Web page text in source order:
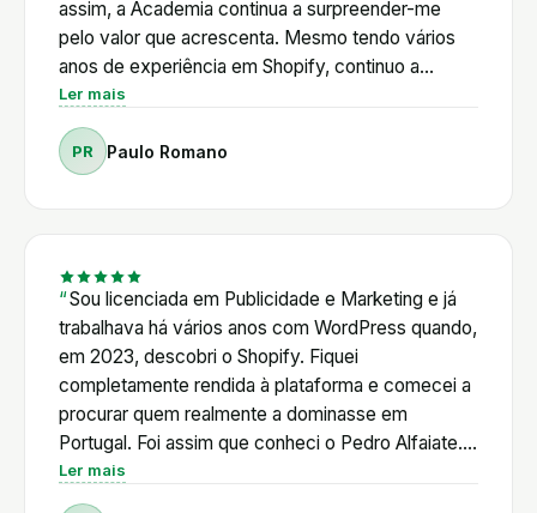
assim, a Academia continua a surpreender-me
pelo valor que acrescenta. Mesmo tendo vários
anos de experiência em Shopify, continuo a
encontrar respostas, novas ferramentas e novas
formas de otimizar as minhas lojas. Ao longo deste
percurso, já resolvi vários desafios técnicos com
o apoio do Pedro, recebi aconselhamento na
Num ecossistema em constante evolução, ter
acesso a este conhecimento e a uma comunidade
ativa permite poupar tempo, tomar melhores
decisões e evoluir continuamente. Para mim, a
Academia Shopifyers é muito mais do que uma
plataforma de formação. É um ponto de apoio
permanente para quem quer tirar o máximo partido
do Shopify, independentemente do nível de
experiência.
Ler mais
PR Paulo Romano
Sou licenciada em Publicidade e Marketing e já
trabalhava há vários anos com WordPress quando,
em 2023, descobri o Shopify. Fiquei
completamente rendida à plataforma e comecei a
procurar quem realmente a dominasse em
Portugal. Foi assim que conheci o Pedro Alfaiate.
Primeiro através de uma amiga, depois vendo os
seus vídeos no YouTube. Mais tarde, ao entrar em
Ler mais